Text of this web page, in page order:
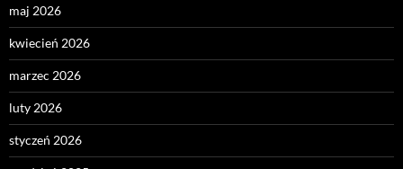
maj 2026
kwiecień 2026
marzec 2026
luty 2026
styczeń 2026